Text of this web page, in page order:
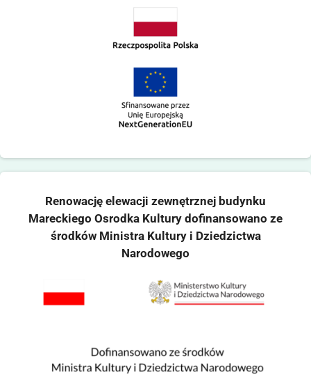
Renowację elewacji zewnętrznej budynku
Mareckiego Osrodka Kultury dofinansowano ze
środków Ministra Kultury i Dziedzictwa
Narodowego